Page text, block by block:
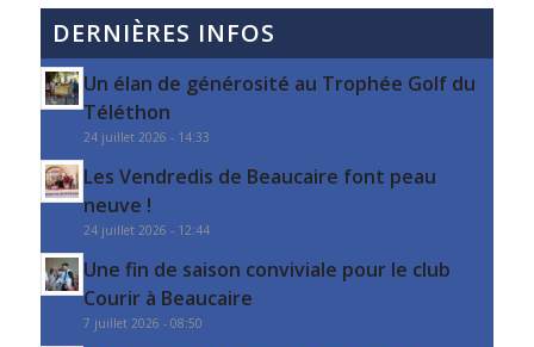
DERNIÈRES INFOS
Un élan de générosité au Trophée Golf du
Téléthon
24 juillet 2026 - 14:33
Les Vendredis de Beaucaire font peau
neuve !
24 juillet 2026 - 12:44
Une fin de saison conviviale pour le club
Courir à Beaucaire
7 juillet 2026 - 08:50